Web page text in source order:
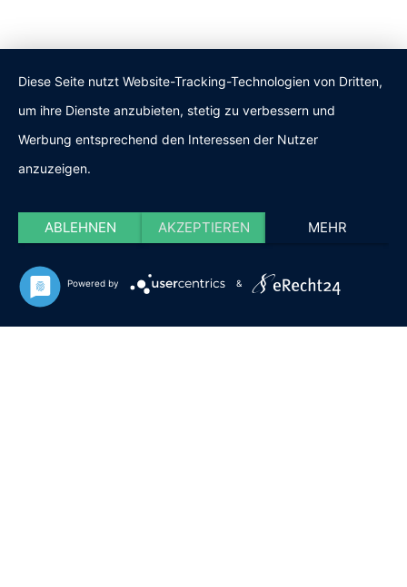
Diese Seite nutzt Website-Tracking-Technologien von Dritten,
um ihre Dienste anzubieten, stetig zu verbessern und
Werbung entsprechend den Interessen der Nutzer
anzuzeigen.
ABLEHNEN AKZEPTIEREN MEHR
Powered by &